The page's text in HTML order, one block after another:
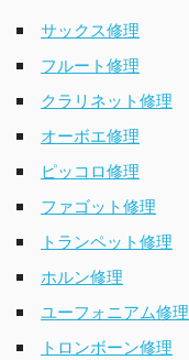
サックス修理
フルート修理
クラリネット修理
オーボエ修理
ピッコロ修理
ファゴット修理
トランペット修理
ホルン修理
ユーフォニアム修理
トロンボーン修理